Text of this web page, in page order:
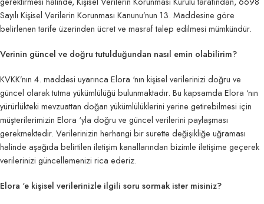
Sayılı Kişisel Verilerin Korunması Kanunu’nun 13. Maddesine göre
belirlenen tarife üzerinden ücret ve masraf talep edilmesi mümkündür.
Verinin güncel ve doğru tutulduğundan nasıl emin olabilirim?
KVKK’nın 4. maddesi uyarınca Elora ‘nın kişisel verilerinizi doğru ve
güncel olarak tutma yükümlülüğü bulunmaktadır. Bu kapsamda Elora ‘nın
yürürlükteki mevzuattan doğan yükümlülüklerini yerine getirebilmesi için
müşterilerimizin Elora ‘yla doğru ve güncel verilerini paylaşması
gerekmektedir. Verilerinizin herhangi bir surette değişikliğe uğraması
halinde aşağıda belirtilen iletişim kanallarından bizimle iletişime geçerek
verilerinizi güncellemenizi rica ederiz.
Elora ‘e kişisel verilerinizle ilgili soru sormak ister misiniz?